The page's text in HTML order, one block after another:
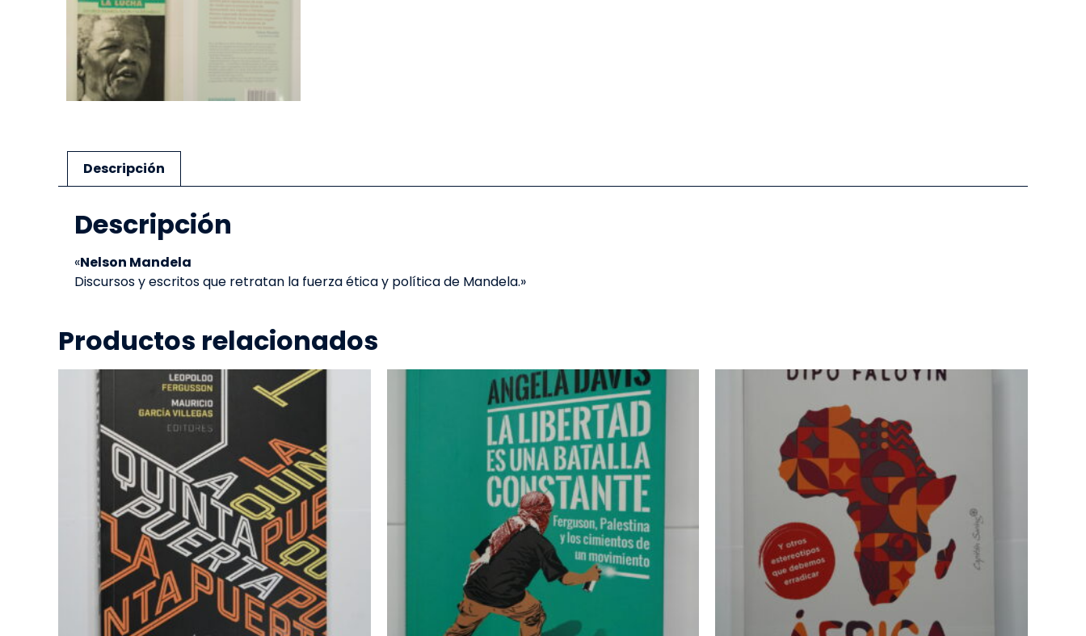
Descripción
Descripción
«Nelson Mandela
Discursos y escritos que retratan la fuerza ética y política de Mandela.»
Productos relacionados